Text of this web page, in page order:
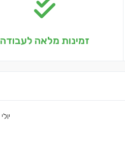
זמינות מלאה לעבודה
יולי 2026